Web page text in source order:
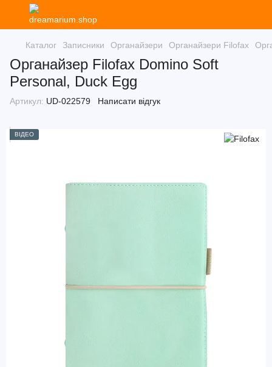
Каталог Записники Органайзери Органайзери Filofax
Органайзер Filofax Domino Soft
Personal, Duck Egg
Артикул: UD-022579 Написати відгук
ВІДЕО